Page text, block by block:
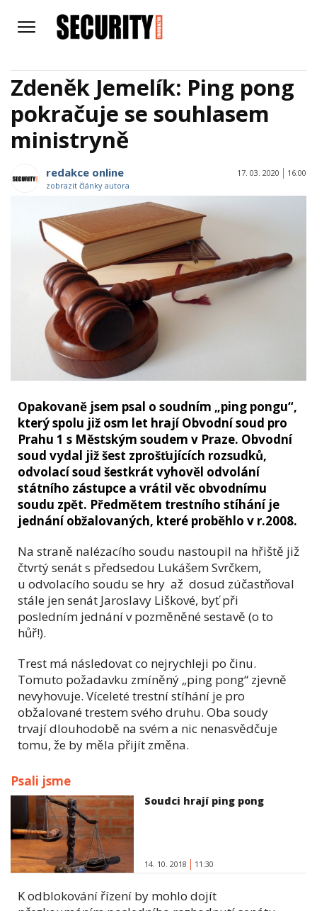
Zdeněk Jemelík: Ping pong
pokračuje se souhlasem
ministryně
redakce online
zobrazit články autora
17. 03. 2020 16:00
Opakovaně jsem psal o soudním „ping pongu“,
který spolu již osm let hrají Obvodní soud pro
Prahu 1 s Městským soudem v Praze. Obvodní
soud vydal již šest zprošťujících rozsudků,
odvolací soud šestkrát vyhověl odvolání
státního zástupce a vrátil věc obvodnímu
soudu zpět. Předmětem trestního stíhání je
jednání obžalovaných, které proběhlo v r.2008.
Na straně nalézacího soudu nastoupil na hřiště již
čtvrtý senát s předsedou Lukášem Svrčkem,
u odvolacího soudu se hry až dosud zúčastňoval
stále jen senát Jaroslavy Liškové, byť při
posledním jednání v pozměněné sestavě (o to
hůř!).
Trest má následovat co nejrychleji po činu.
Tomuto požadavku zmíněný „ping pong“ zjevně
nevyhovuje. Víceleté trestní stíhání je pro
obžalované trestem svého druhu. Oba soudy
trvají dlouhodobě na svém a nic nenasvědčuje
tomu, že by měla přijít změna.
Psali jsme
Soudci hrají ping pong
14. 10. 2018 11:30
K odblokování řízení by mohlo dojít